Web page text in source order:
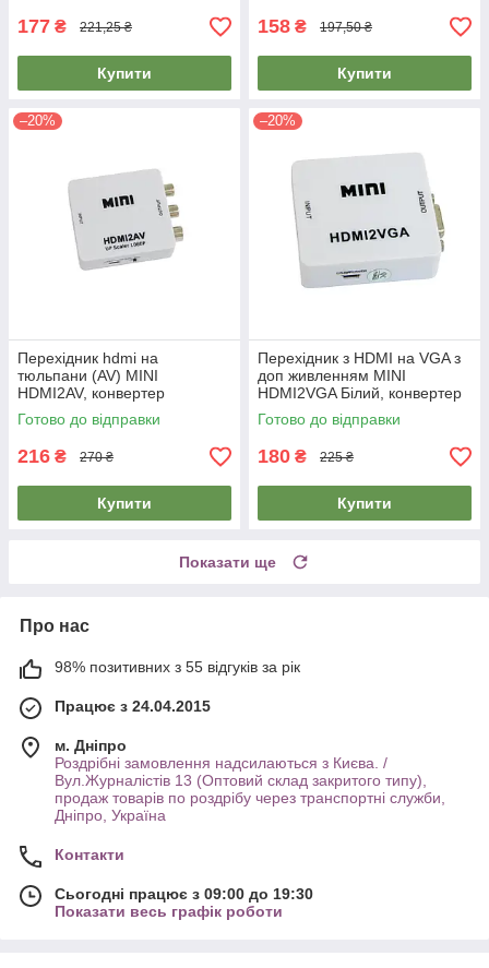
177 ₴ 221,25 ₴
Купити
158 ₴ 197,50 ₴
Купити
–20%
Перехідник hdmi на
тюльпани (AV) MINI
HDMI2AV, конвертер
відеосигналу hdmi в av |
переходник hdmi RCA
Готово до відправки
216 ₴ 270 ₴
Купити
–20%
Перехідник з HDMI на VGA з
доп живленням MINI
HDMI2VGA Білий, конвертер
HDMI VGA | переходник hdmi
vga
Готово до відправки
180 ₴ 225 ₴
Купити
Показати ще
Про нас
98% позитивних з 55 відгуків за рік
Працює з 24.04.2015
м. Дніпро
Роздрібні замовлення надсилаються з Києва. /
Вул.Журналістів 13 (Оптовий склад закритого типу),
продаж товарів по роздрібу через транспортні служби,
Дніпро, Україна
Контакти
Сьогодні працює з 09:00 до 19:30
Показати весь графік роботи